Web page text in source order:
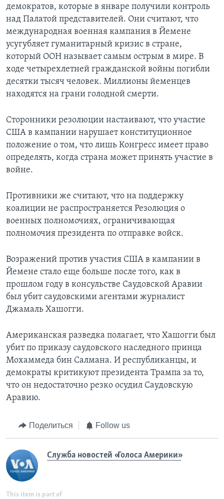
демократов, которые в январе получили контроль
над Палатой представителей. Они считают, что
международная военная кампания в Йемене
усугубляет гуманитарный кризис в стране,
который ООН называет самым острым в мире. В
ходе четырехлетней гражданской войны погибли
десятки тысяч человек. Миллионы йеменцев
находятся на грани голодной смерти.
Сторонники резолюции настаивают, что участие
США в кампании нарушает конституционное
положение о том, что лишь Конгресс имеет право
определять, когда страна может принять участие в
войне.
Противники же считают, что на поддержку
коалиции не распространяется Резолюция о
военных полномочиях, ограничивающая
полномочия президента по отправке войск.
Возражений против участия США в кампании в
Йемене стало еще больше после того, как в
прошлом году в консульстве Саудовской Аравии
был убит саудовскими агентами журналист
Джамаль Хашогги.
Американская разведка полагает, что Хашогги был
убит по приказу саудовского наследного принца
Мохаммеда бин Салмана. И республиканцы, и
демократы критикуют президента Трампа за то,
что он недостаточно резко осудил Саудовскую
Аравию.
Поделиться Follow us
Служба новостей «Голоса Америки»
This item is part of